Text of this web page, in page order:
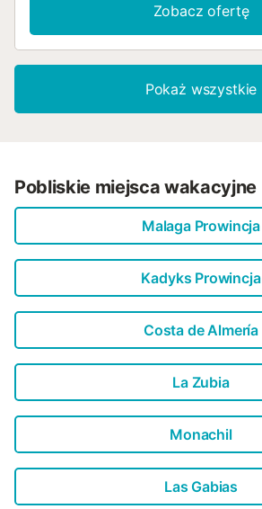
Zobacz ofertę
Pokaż wszystkie
Pobliskie miejsca wakacyjne
Malaga Prowincja
Kadyks Prowincja
Costa de Almería
La Zubia
Monachil
Las Gabias